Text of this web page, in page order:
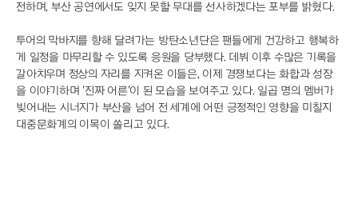
전하며, 부산 공연에서도 잊지 못할 무대를 선사하겠다는 포부를 밝혔다.
투어의 막바지를 향해 달려가는 방탄소년단은 팬들에게 건강하고 행복하
게 일정을 마무리할 수 있도록 응원을 당부했다. 데뷔 이후 수많은 기록을
갈아치우며 정상의 자리를 지켜온 이들은, 이제 경쟁보다는 화합과 성장
을 이야기하며 '진짜 어른'이 된 모습을 보여주고 있다. 일곱 명의 멤버가
빚어내는 시너지가 부산을 넘어 전 세계에 어떤 긍정적인 영향을 미칠지
대중문화계의 이목이 쏠리고 있다.